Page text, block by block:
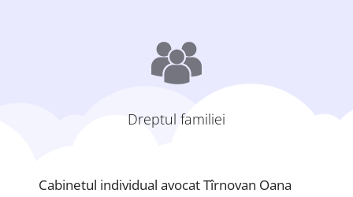
Dreptul familiei
Cabinetul individual avocat Tîrnovan Oana